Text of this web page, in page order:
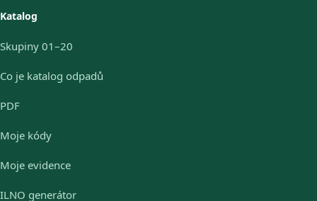
Katalog
Skupiny 01–20
Co je katalog odpadů
PDF
Moje kódy
Moje evidence
ILNO generátor